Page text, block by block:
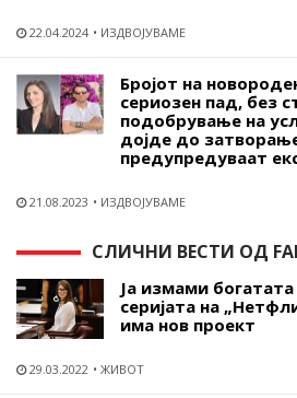
22.04.2024 ИЗДВОЈУВАМЕ
Бројот на
сериозен пад, без
подобрување на
дојде до
предупредуваат
21.08.2023 ИЗДВОЈУВАМЕ
СЛИЧНИ ВЕСТИ ОД
Ја измами
серијата на
има нов проект
29.03.2022 ЖИВОТ